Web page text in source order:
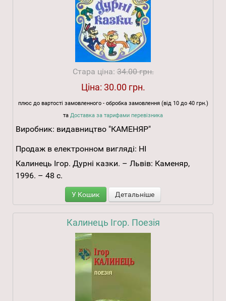
Стара ціна:34.00 грн.
Ціна: 30.00 грн.
плюс до вартості замовленного - обробка замовлення (від 10 до 40 грн.)
та Доставка за тарифами перевізника
Виробник: видавництво "КАМЕНЯР"
Продаж в електронном вигляді: НІ
Калинець Ігор. Дурні казки. – Львів: Каменяр,
1996. – 48 с.
У Кошик Детальніше
Калинець Ігор. Поезія